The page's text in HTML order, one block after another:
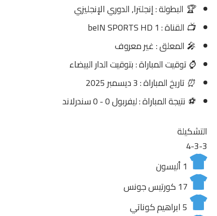
🏆 البطولة : إنجلترا, الدوري الإنجليزي
📺 القناة : beIN SPORTS HD 1
🎤المعلق : غير معروف
⌚توقيت المباراة : بتوقيت الدار البيضاء
⏰ تاريخ المباراة : 3 ديسمبر 2025
⚽ نتيجة المباراة : ليفربول 0 - 0 سندرلاند
التشكيلة
4-3-3
1أليسون
17كورتيس جونس
5ابراهيم كوناتي